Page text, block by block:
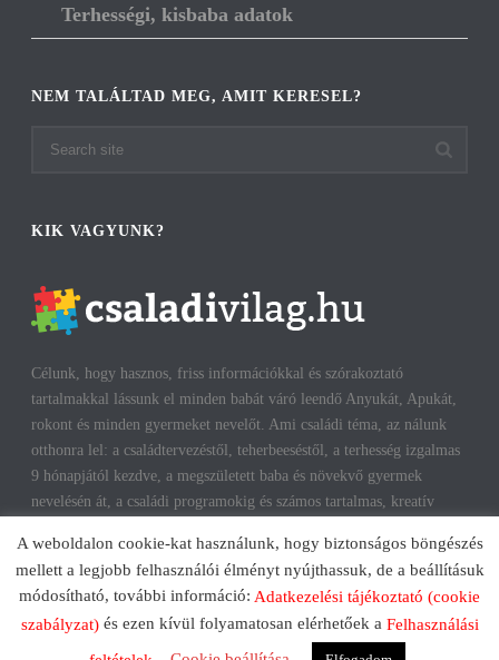
Terhességi, kisbaba adatok
NEM TALÁLTAD MEG, AMIT KERESEL?
KIK VAGYUNK?
Célunk, hogy hasznos, friss információkkal és szórakoztató
tartalmakkal lássunk el minden babát váró leendő Anyukát, Apukát,
rokont és minden gyermeket nevelőt. Ami családi téma, az nálunk
otthonra lel: a családtervezéstől, teherbeeséstől, a terhesség izgalmas
9 hónapjától kezdve, a megszületett baba és növekvő gyermek
nevelésén át, a családi programokig és számos tartalmas, kreatív
gyermekkorhoz, gyerekeink testi és lelki egészségéhez az út többek
között a szülők megfelelő attitűdje, kíváncsisága, jól informáltsága
mentén vezet. Reméljük, mi is segítünk ezen az úton!
A weboldalon cookie-kat használunk, hogy biztonságos böngészés
mellett a legjobb felhasználói élményt nyújthassuk, de a beállításuk
módosítható, további információ: Adatkezelési tájékoztató (cookie
szabályzat) és ezen kívül folyamatosan elérhetőek a Felhasználási